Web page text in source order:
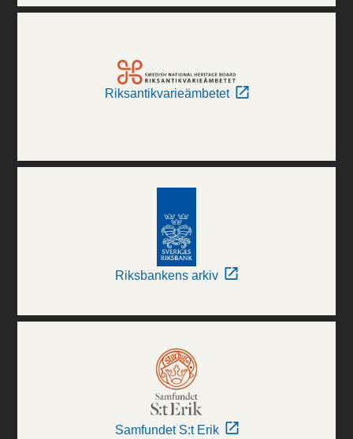
Riksantikvarieämbetet
Riksbankens arkiv
Samfundet S:t Erik